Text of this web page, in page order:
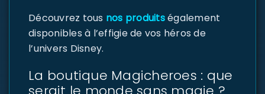
Découvrez tous nos produitségalement
disponibles à l’effigie de vos héros de
l’univers Disney.
La boutique Magicheroes : que